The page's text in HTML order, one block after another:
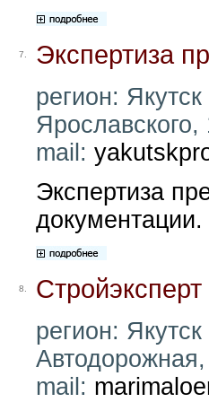
7. Экспертиза
регион:
mail:
Экспертиза
документации.
8.
регион:
mail: